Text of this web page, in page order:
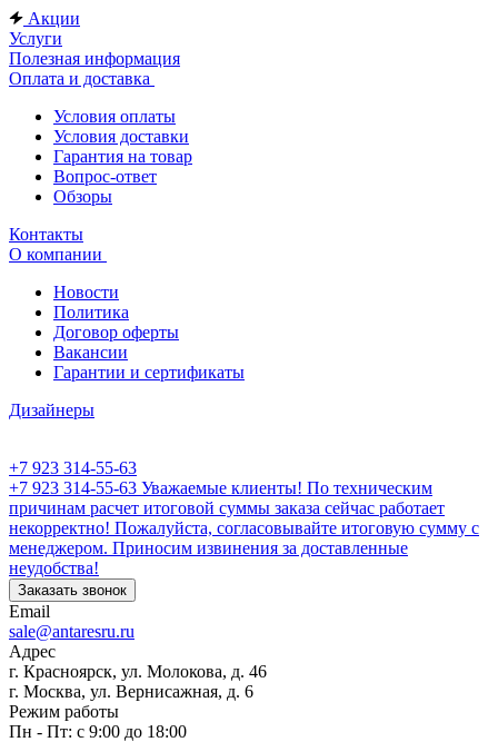
Акции
Услуги
Полезная информация
Оплата и доставка
Условия оплаты
Условия доставки
Гарантия на товар
Вопрос-ответ
Обзоры
Контакты
О компании
Новости
Политика
Договор оферты
Вакансии
Гарантии и сертификаты
Дизайнеры
+7 923 314-55-63
+7 923 314-55-63 Уважаемые клиенты! По техническим
причинам расчет итоговой суммы заказа сейчас работает
некорректно! Пожалуйста, согласовывайте итоговую сумму с
менеджером. Приносим извинения за доставленные
неудобства!
Заказать звонок
Email
sale@antaresru.ru
Адрес
г. Красноярск, ул. Молокова, д. 46
г. Москва, ул. Вернисажная, д. 6
Режим работы
Пн - Пт: с 9:00 до 18:00